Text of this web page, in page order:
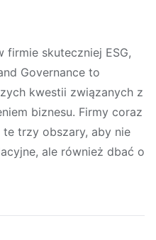
firmie skuteczniej ESG,
Governance to
kwestii związanych z
biznesu. Firmy coraz
trzy obszary, aby nie
ale również dbać o